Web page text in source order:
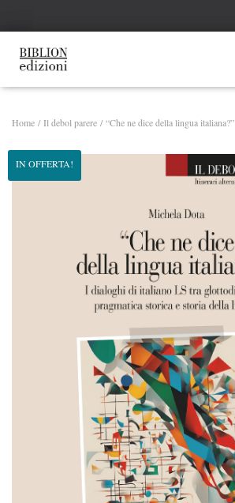
Home /Il debol parere / “Che ne dice della lingua italiana?”
IN OFFERTA!